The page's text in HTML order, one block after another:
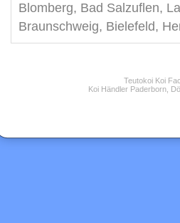
Blomberg, Bad Salzuflen,
Braunschweig, Bielefeld,
Teutokoi Koi
Koi Händler Paderborn,